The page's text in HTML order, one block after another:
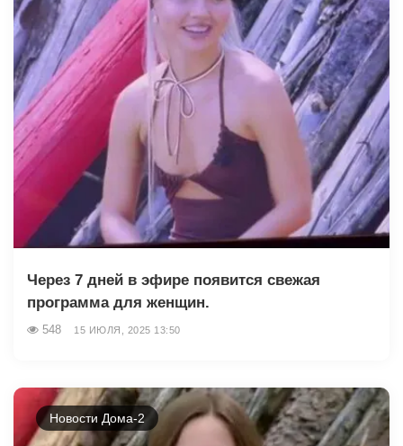
Через 7 дней в эфире появится свежая
программа для женщин.
548 15 ИЮЛЯ, 2025 13:50
Новости Дома-2